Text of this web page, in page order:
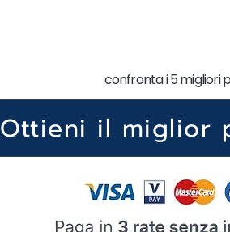
confronta i 5 migliori
Ottieni il miglior